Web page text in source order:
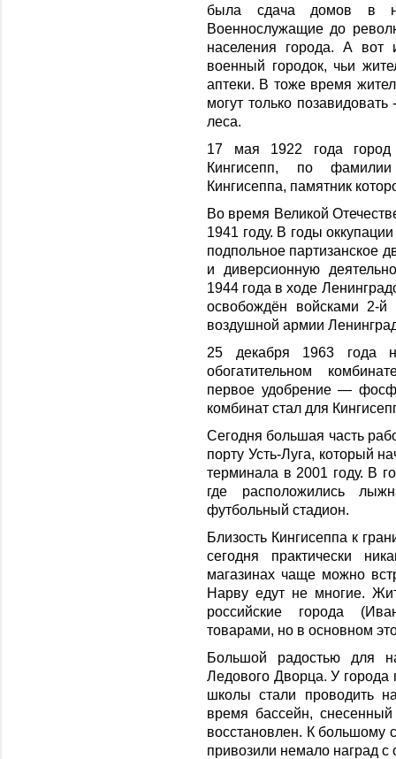
была сдача домов в
Военнослужащие до
населения города. А вот
военный городок, чьи
аптеки. В тоже время
могут только
леса.
17 мая 1922 года
Кингисепп, по фамилии
Кингисеппа, памятник
Во время Великой
1941 году. В годы
подпольное партизанское
и диверсионную
1944 года в ходе
освобождён войсками 2-
воздушной армии
25 декабря 1963 года
обогатительном
первое удобрение —
комбинат стал для
Сегодня большая часть
порту Усть-Луга, который
терминала в 2001 году. В
где расположились
футбольный стадион.
Близость Кингисеппа к
сегодня практически
магазинах чаще можно
Нарву едут не многие.
российские города
товарами, но в основном
Большой радостью для
Ледового Дворца. У города
школы стали проводить
время бассейн,
восстановлен. К большому
привозили немало наград